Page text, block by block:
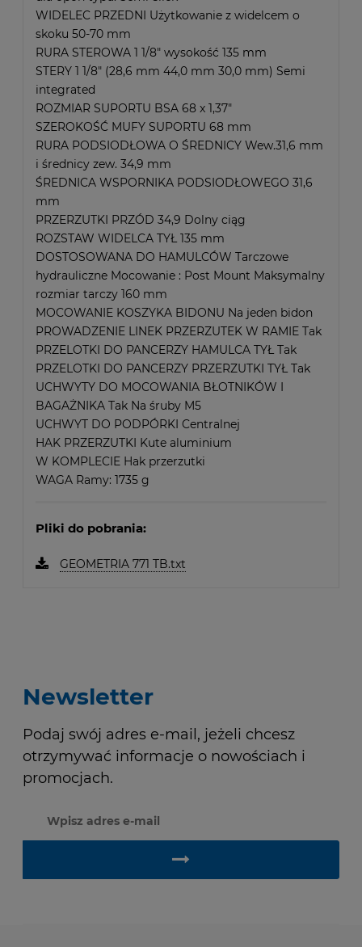
WIDELEC PRZEDNI Użytkowanie z widelcem o
skoku 50-70 mm
RURA STEROWA 1 1/8" wysokość 135 mm
STERY 1 1/8" (28,6 mm 44,0 mm 30,0 mm) Semi
integrated
ROZMIAR SUPORTU BSA 68 x 1,37"
SZEROKOŚĆ MUFY SUPORTU 68 mm
RURA PODSIODŁOWA O ŚREDNICY Wew.31,6 mm
i średnicy zew. 34,9 mm
ŚREDNICA WSPORNIKA PODSIODŁOWEGO 31,6
mm
PRZERZUTKI PRZÓD 34,9 Dolny ciąg
ROZSTAW WIDELCA TYŁ 135 mm
DOSTOSOWANA DO HAMULCÓW Tarczowe
hydrauliczne Mocowanie : Post Mount Maksymalny
rozmiar tarczy 160 mm
MOCOWANIE KOSZYKA BIDONU Na jeden bidon
PROWADZENIE LINEK PRZERZUTEK W RAMIE Tak
PRZELOTKI DO PANCERZY HAMULCA TYŁ Tak
PRZELOTKI DO PANCERZY PRZERZUTKI TYŁ Tak
UCHWYTY DO MOCOWANIA BŁOTNIKÓW I
BAGAŻNIKA Tak Na śruby M5
UCHWYT DO PODPÓRKI Centralnej
HAK PRZERZUTKI Kute aluminium
W KOMPLECIE Hak przerzutki
WAGA Ramy: 1735 g
Pliki do pobrania:
GEOMETRIA 771 TB.txt
Newsletter
Podaj swój adres e-mail, jeżeli chcesz
otrzymywać informacje o nowościach i
promocjach.